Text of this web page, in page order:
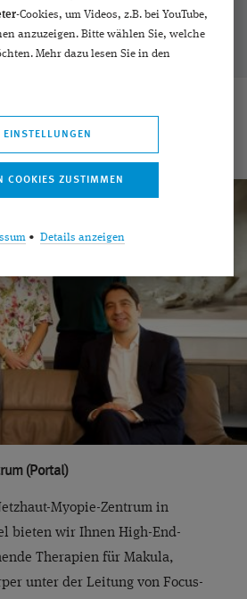
Informationen
(Portal)
Myopie-Zentrum in
bieten wir Ihnen High-End-
Therapien für Makula,
unter der Leitung von Focus-
-Cookies, um Videos, z.B. bei YouTube,
anzuzeigen. Bitte wählen Sie, welche
Mehr dazu lesen Sie in den
EINSTELLUNGEN
• Details anzeigen